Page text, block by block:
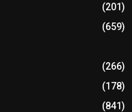
(201)
(659)
(266)
(178)
(841)